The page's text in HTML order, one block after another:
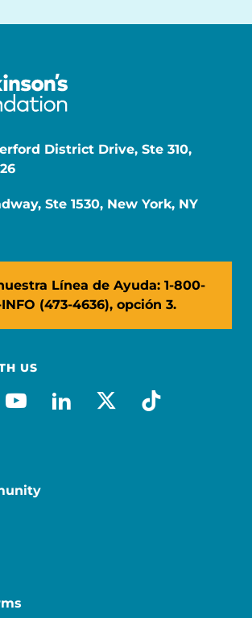
District Drive, Ste 310,
Ste 1530, New York, NY
Línea de Ayuda: 1-800-
(473-4636), opción 3.
US
youtube
linkedin
x-socialtiktok